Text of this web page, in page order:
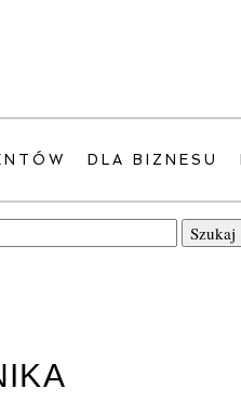
DLA BIZNESU